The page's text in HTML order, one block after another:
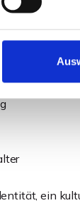
ein